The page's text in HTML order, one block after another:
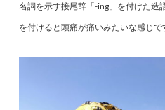
名詞を示す接尾辞「-ing」を付けた造
を付けると頭痛が痛いみたいな感じで